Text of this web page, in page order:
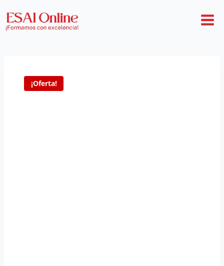
¡Oferta!